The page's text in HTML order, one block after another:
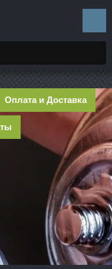
Оплата и Доставка